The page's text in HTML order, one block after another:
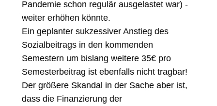
Pandemie schon regulär ausgelastet war) ­
weiter erhöhen könnte.
Ein geplanter sukzessiver Anstieg des
Sozialbeitrags in den kommenden
Semestern um bislang weitere 35€ pro
Semesterbeitrag ist ebenfalls nicht tragbar!
Der größere Skandal in der Sache aber ist,
dass die Finanzierung der